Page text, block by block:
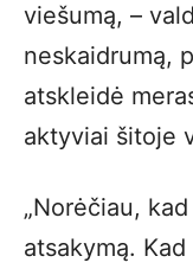
viešumą, –
neskaidrumą,
atskleidė
aktyviai šitoje
„Norėčiau,
atsakymą.